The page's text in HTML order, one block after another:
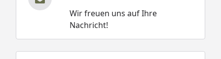
Wir freuen uns auf Ihre
Nachricht!